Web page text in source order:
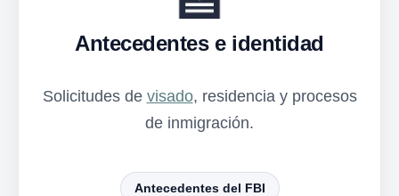
Antecedentes e identidad
Solicitudes de visado, residencia y procesos
de inmigración.
Antecedentes del FBI